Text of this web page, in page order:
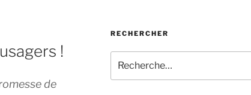
!
de
RECHERCHER
pour
: